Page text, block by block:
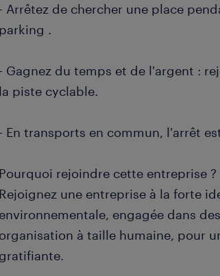
- Arrêtez de chercher une place
parking .
- Gagnez du temps et de l'argent :
la piste cyclable.
- En transports en commun, l'arrêt
Pourquoi rejoindre cette entreprise ?
Rejoignez une entreprise à la forte
environnementale, engagée dans
organisation à taille humaine, pour
gratifiante.